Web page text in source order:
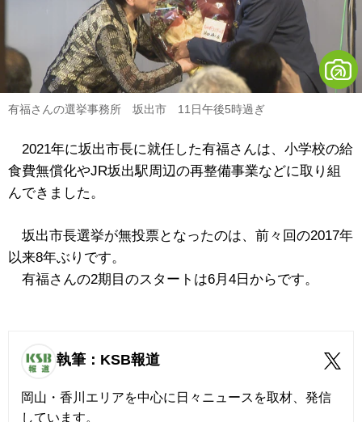
有福さんの選挙事務所 坂出市 11日午後5時過ぎ
2021年に坂出市長に就任した有福さんは、小学校の給
食費無償化やJR坂出駅周辺の再整備事業などに取り組
んできました。
坂出市長選挙が無投票となったのは、前々回の2017年
以来8年ぶりです。
有福さんの2期目のスタートは6月4日からです。
執筆：KSB報道
岡山・香川エリアを中心に日々ニュースを取材、発信
しています。